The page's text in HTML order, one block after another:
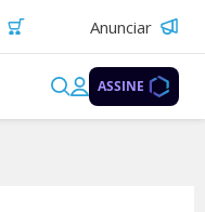
Anunciar
ASSINE